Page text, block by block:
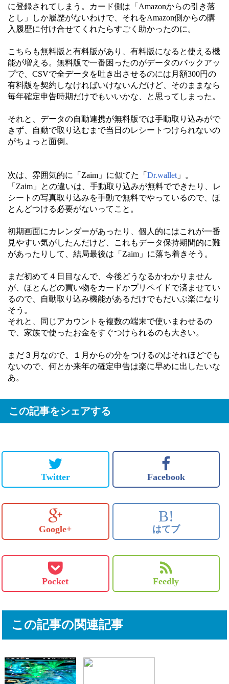
に登録されてしまう。カード側は「Amazonからの引き落
とし」しか履歴がないわけで、それをAmazon側からの購
入履歴に付け合せてくれたらすごく助かったのに。
こちらも無料版と有料版があり、有料版になると使える機
能が増える。無料版で一番困ったのがデータのバックアッ
プで、CSVで全データを吐き出させるのには月額300円の
有料版を契約しなければいけないんだけど、そのままなら
毎年確定申告時期だけでもいいかな、と思ってしまった。
それと、データの自動連携が無料版では手動取り込みがで
きず、自動で取り込むまで当日のレシートつけられないの
がちょっと面倒。
次は、雰囲気的に「Zaim」に似てた「 Dr.wallet 」。
「Zaim」との違いは、手動取り込みが無料でできたり、レ
シートの写真取り込みを手動で無料でやっているので、ほ
とんどつける必要がないってこと。
初期画面にカレンダーがあったり、個人的にはこれが一番
見やすい気がしたんだけど、これもデータ保持期間的に難
があったりして、結局最後は「Zaim」に落ち着きそう。
まだ初めて４日目なんで、今後どうなるかわかりません
が、ほとんどの買い物をカードかプリペイドで済ませてい
るので、自動取り込み機能があるだけでもだいぶ楽になり
そう。
それと、同じアカウントを複数の端末で使いまわせるの
で、家族で使ったお金をすぐつけられるのも大きい。
まだ３月なので、１月からの分をつけるのはそれほどでも
ないので、何とか来年の確定申告は楽に早めに出したいな
あ。
この記事をシェアする
Twitter Facebook
Google+
B!
はてブ
Pocket Feedly
この記事の関連記事